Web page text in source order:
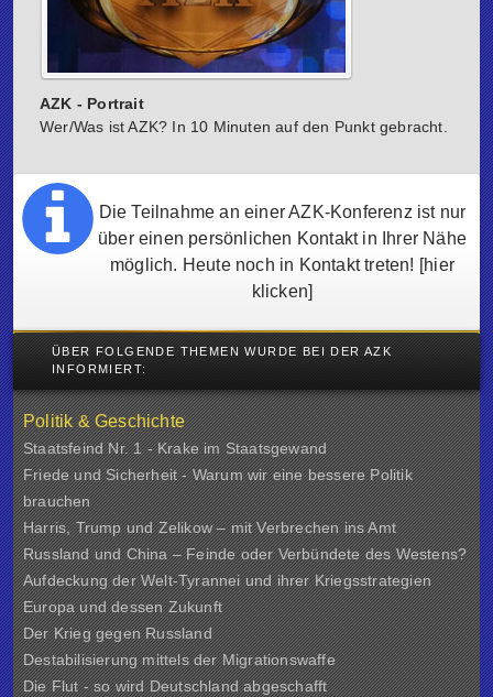
AZK - Portrait
Wer/Was ist AZK? In 10 Minuten auf den Punkt gebracht.
Die Teilnahme an einer AZK-Konferenz ist nur
über einen persönlichen Kontakt in Ihrer Nähe
möglich. Heute noch in Kontakt treten! [hier
klicken]
ÜBER FOLGENDE THEMEN WURDE BEI DER AZK
INFORMIERT:
Politik & Geschichte
Staatsfeind Nr. 1 - Krake im Staatsgewand
Friede und Sicherheit - Warum wir eine bessere Politik
brauchen
Harris, Trump und Zelikow – mit Verbrechen ins Amt
Russland und China – Feinde oder Verbündete des Westens?
Aufdeckung der Welt-Tyrannei und ihrer Kriegsstrategien
Europa und dessen Zukunft
Der Krieg gegen Russland
Destabilisierung mittels der Migrationswaffe
Die Flut - so wird Deutschland abgeschafft